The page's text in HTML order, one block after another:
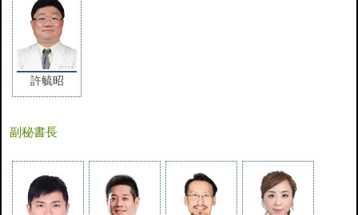
許毓昭
副秘書長